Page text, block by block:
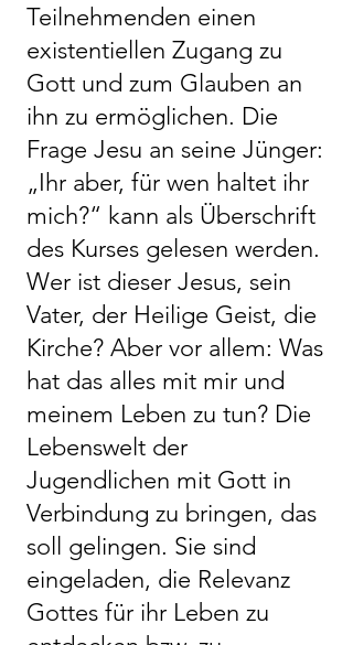
Teilnehmenden einen
existentiellen Zugang zu
Gott und zum Glauben an
ihn zu ermöglichen. Die
Frage Jesu an seine Jünger:
„Ihr aber, für wen haltet ihr
mich?“ kann als Überschrift
des Kurses gelesen werden.
Wer ist dieser Jesus, sein
Vater, der Heilige Geist, die
Kirche? Aber vor allem: Was
hat das alles mit mir und
meinem Leben zu tun? Die
Lebenswelt der
Jugendlichen mit Gott in
Verbindung zu bringen, das
soll gelingen. Sie sind
eingeladen, die Relevanz
Gottes für ihr Leben zu